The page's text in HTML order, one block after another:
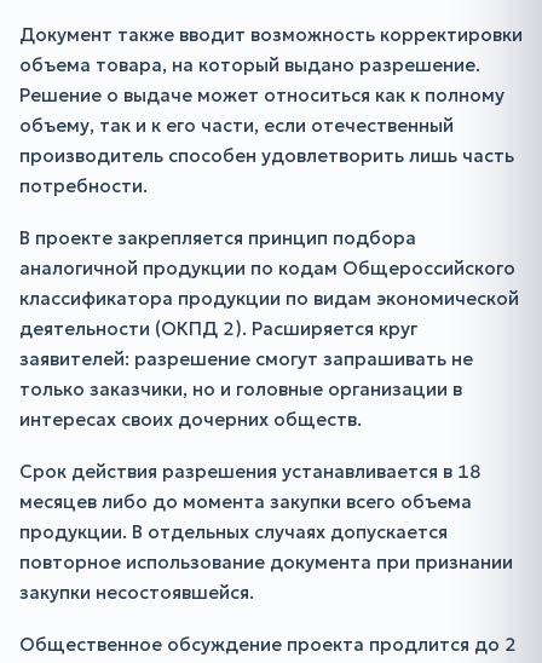
Документ также вводит возможность корректировки
объема товара, на который выдано разрешение.
Решение о выдаче может относиться как к полному
объему, так и к его части, если отечественный
производитель способен удовлетворить лишь часть
потребности.
В проекте закрепляется принцип подбора
аналогичной продукции по кодам Общероссийского
классификатора продукции по видам экономической
деятельности (ОКПД 2). Расширяется круг
заявителей: разрешение смогут запрашивать не
только заказчики, но и головные организации в
интересах своих дочерних обществ.
Срок действия разрешения устанавливается в 18
месяцев либо до момента закупки всего объема
продукции. В отдельных случаях допускается
повторное использование документа при признании
закупки несостоявшейся.
Общественное обсуждение проекта продлится до 2